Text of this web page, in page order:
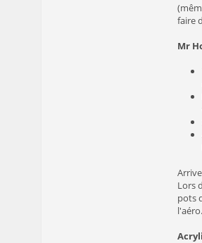
faire
Mr
Lors
pots